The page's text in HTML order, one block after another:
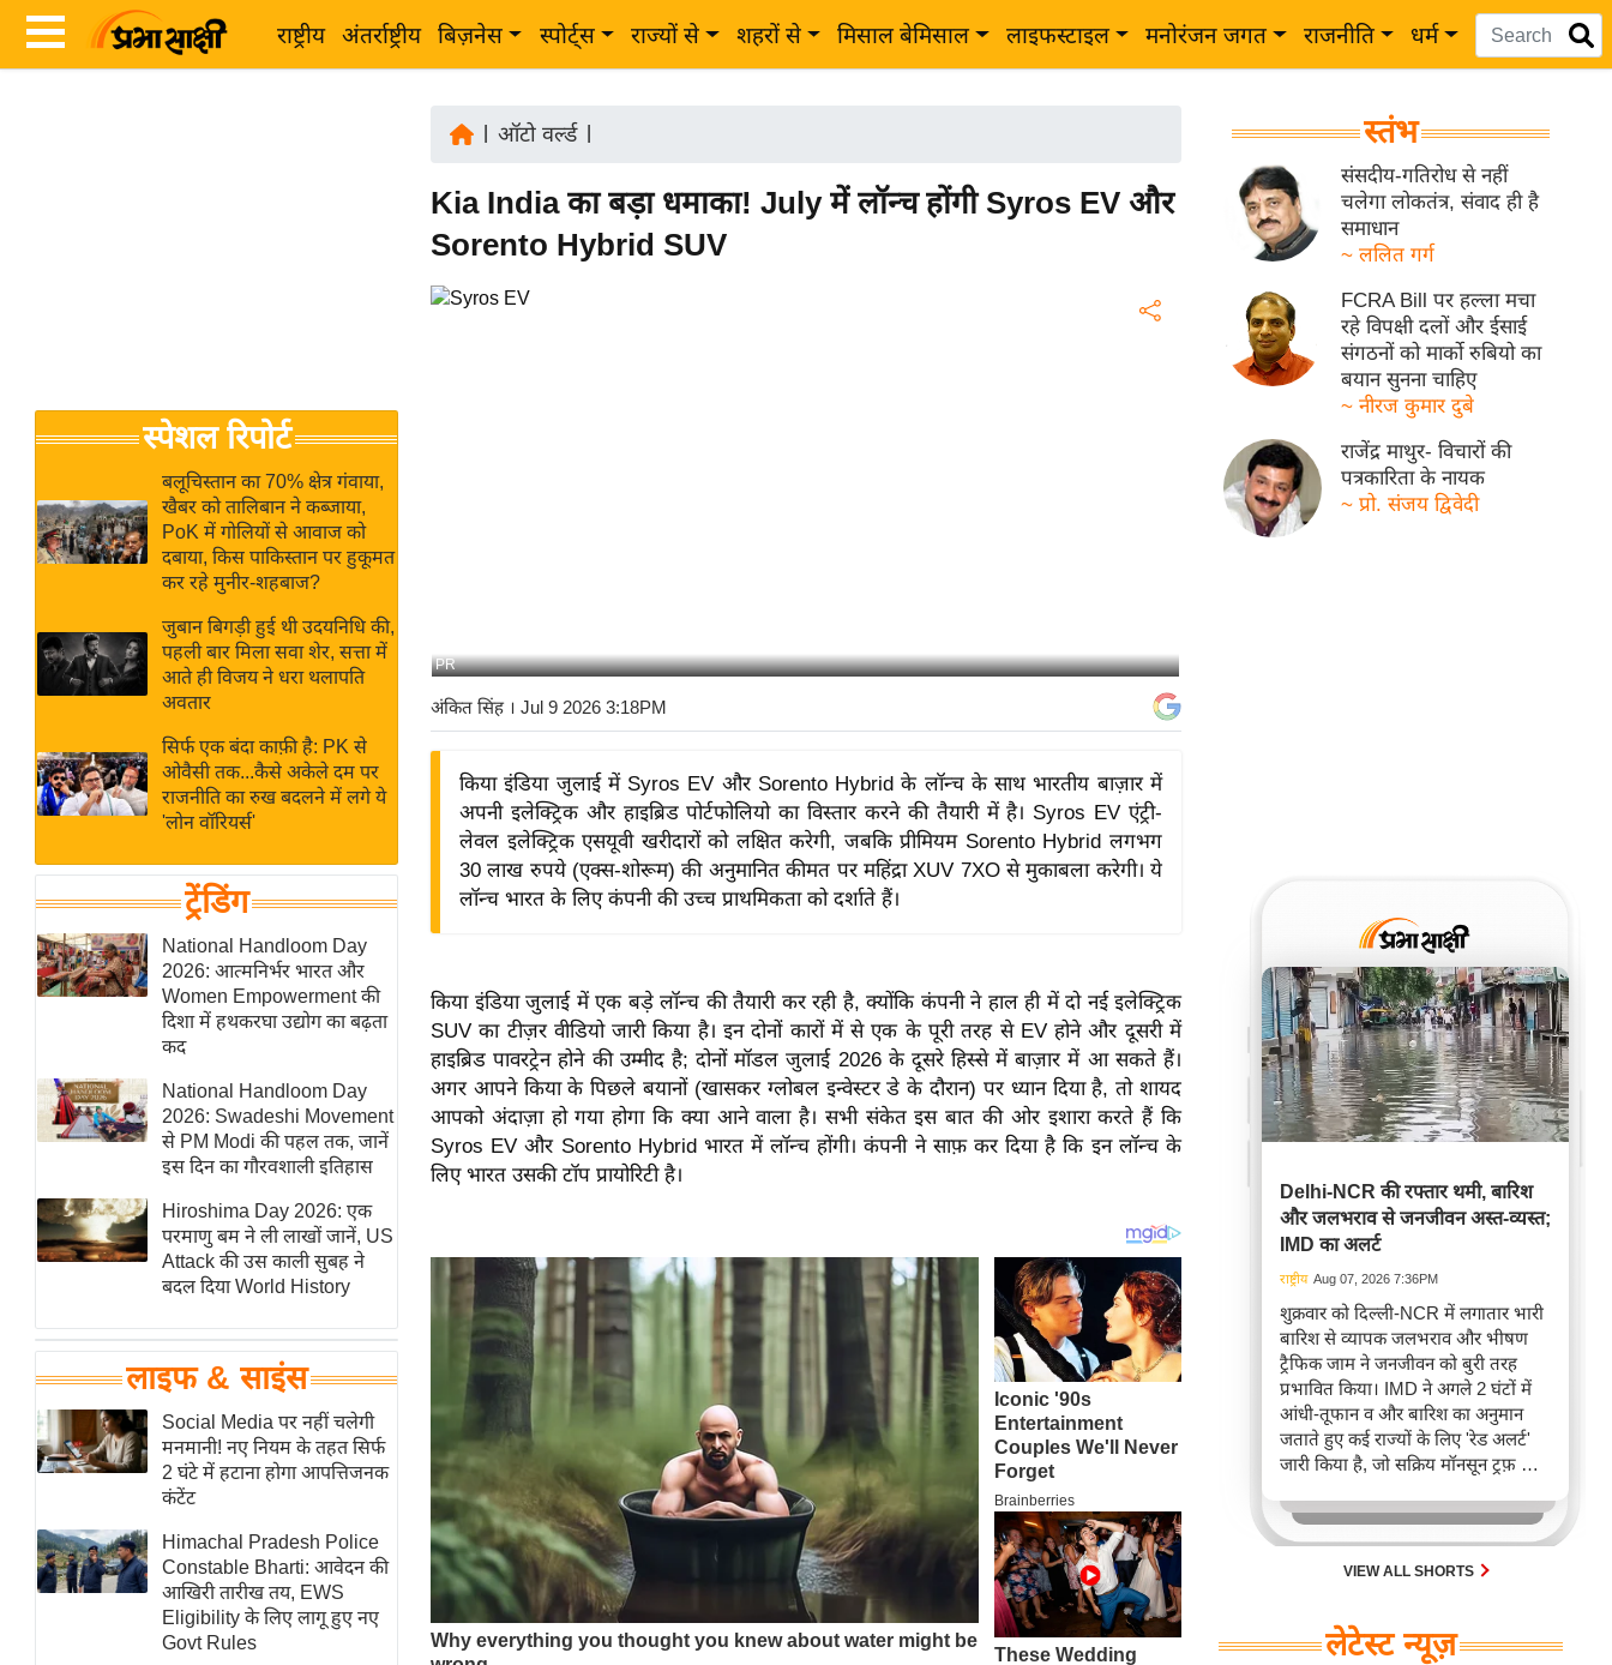
राष्ट्रीय अंतर्राष्ट्रीय बिज़नेस स्पोर्ट्स राज्यों से शहरों से मिसाल बेमिसाल लाइफस्टाइल मनोरंजन जगत राजनीति धर्म
Breaking
News in
Hindi
Hindi
Videos
जगत
राय
बजट
IPL
2026
ई-पेपर
मिसाल बेमिसाल
शख्सियत
यंग इंडिया
साहित्य जगत
ऑटो वर्ल्ड
न्यूज ब्रीफ
मनोरंजन जगत
बॉलीवुड
हॉलीवुड
फिल्म समीक्षा
Breaking
News
लाइफस्टाइल
टेक्नॉलॉजी
घरेलू नुस्खे
पर्यटन स्थल
फिटनेस मंत्रा
रिलेशनशिप
राजनीति
विश्लेषण
समसामयिक
मातृभूमि
स्पेशल रिपोर्ट
बलूचिस्तान का 70% क्षेत्र गंवाया,
खैबर को तालिबान ने कब्जाया,
PoK में गोलियों से आवाज को
दबाया, किस पाकिस्तान पर हुकूमत
कर रहे मुनीर-शहबाज?
जुबान बिगड़ी हुई थी उदयनिधि की,
पहली बार मिला सवा शेर, सत्ता में
आते ही विजय ने धरा थलापति
अवतार
सिर्फ एक बंदा काफ़ी है: PK से
ओवैसी तक...कैसे अकेले दम पर
राजनीति का रुख बदलने में लगे ये
'लोन वॉरियर्स'
ट्रेंडिंग
National Handloom Day
2026: आत्मनिर्भर भारत और
Women Empowerment की
दिशा में हथकरघा उद्योग का बढ़ता
कद
National Handloom Day
2026: Swadeshi Movement
से PM Modi की पहल तक, जानें
इस दिन का गौरवशाली इतिहास
Hiroshima Day 2026: एक
परमाणु बम ने ली लाखों जानें, US
Attack की उस काली सुबह ने
बदल दिया World History
लाइफ & साइंस
Social Media पर नहीं चलेगी
मनमानी! नए नियम के तहत सिर्फ
2 घंटे में हटाना होगा आपत्तिजनक
कंटेंट
Himachal Pradesh Police
Constable Bharti: आवेदन की
आखिरी तारीख तय, EWS
Eligibility के लिए लागू हुए नए
Govt Rules
ऑटो वर्ल्ड|
Kia India का बड़ा धमाका! July में लॉन्च होंगी Syros EV और
Sorento Hybrid SUV
PR
अंकित सिंह। Jul 9 2026 3:18PM
किया इंडिया जुलाई में Syros EV और Sorento Hybrid के लॉन्च के साथ भारतीय बाज़ार में
अपनी इलेक्ट्रिक और हाइब्रिड पोर्टफोलियो का विस्तार करने की तैयारी में है। Syros EV एंट्री-
लेवल इलेक्ट्रिक एसयूवी खरीदारों को लक्षित करेगी, जबकि प्रीमियम Sorento Hybrid लगभग
30 लाख रुपये (एक्स-शोरूम) की अनुमानित कीमत पर महिंद्रा XUV 7XO से मुकाबला करेगी। ये
लॉन्च भारत के लिए कंपनी की उच्च प्राथमिकता को दर्शाते हैं।
किया इंडिया जुलाई में एक बड़े लॉन्च की तैयारी कर रही है, क्योंकि कंपनी ने हाल ही में दो नई इलेक्ट्रिक
SUV का टीज़र वीडियो जारी किया है। इन दोनों कारों में से एक के पूरी तरह से EV होने और दूसरी में
हाइब्रिड पावरट्रेन होने की उम्मीद है; दोनों मॉडल जुलाई 2026 के दूसरे हिस्से में बाज़ार में आ सकते हैं।
अगर आपने किया के पिछले बयानों (खासकर ग्लोबल इन्वेस्टर डे के दौरान) पर ध्यान दिया है, तो शायद
आपको अंदाज़ा हो गया होगा कि क्या आने वाला है। सभी संकेत इस बात की ओर इशारा करते हैं कि
Syros EV और Sorento Hybrid भारत में लॉन्च होंगी। कंपनी ने साफ़ कर दिया है कि इन लॉन्च के
लिए भारत उसकी टॉप प्रायोरिटी है।
स्तंभ
संसदीय-गतिरोध से नहीं
चलेगा लोकतंत्र, संवाद ही है
समाधान
~ ललित गर्ग
FCRA Bill पर हल्ला मचा
रहे विपक्षी दलों और ईसाई
संगठनों को मार्को रुबियो का
बयान सुनना चाहिए
~ नीरज कुमार दुबे
राजेंद्र माथुर- विचारों की
पत्रकारिता के नायक
~ प्रो. संजय द्विवेदी
Delhi-NCR की रफ्तार थमी, बारिश
और जलभराव से जनजीवन अस्त-व्यस्त;
IMD का अलर्ट
राष्ट्रीय Aug 07, 2026 7:36PM
शुक्रवार को दिल्ली-NCR में लगातार भारी
बारिश से व्यापक जलभराव और भीषण
ट्रैफिक जाम ने जनजीवन को बुरी तरह
प्रभावित किया। IMD ने अगले 2 घंटों में
आंधी-तूफान व और बारिश का अनुमान
जताते हुए कई राज्यों के लिए 'रेड अलर्ट'
जारी किया है, जो सक्रिय मॉनसून ट्रफ़ और
जिससे यातायात बाधित होने के साथ-साथ
सफदरजंग अस्पताल में भी जलभराव की
स्थिति बनी।VIEW ALL SHORTS
लेटेस्ट न्यूज़